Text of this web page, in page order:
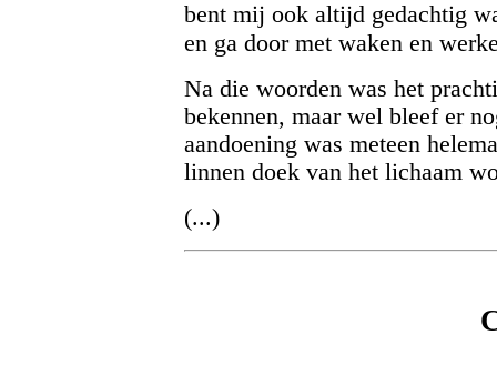
bent mij ook altijd gedachtig
en ga door met waken en
Na die woorden was het
bekennen, maar wel bleef er
aandoening was meteen
linnen doek van het lichaam
(...)